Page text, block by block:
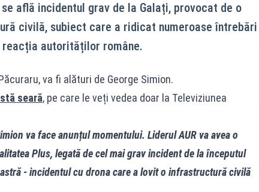
află incidentul grav de la Galați, provocat de o
civilă, subiect care a ridicat numeroase întrebări
autorităților române.
va fi alături de George Simion.
seară, pe care le veți vedea doar la Televiziunea
va face anunțul momentului. Liderul AUR va avea o
Plus, legată de cel mai grav incident de la începutul
- incidentul cu drona care a lovit o infrastructură civilă